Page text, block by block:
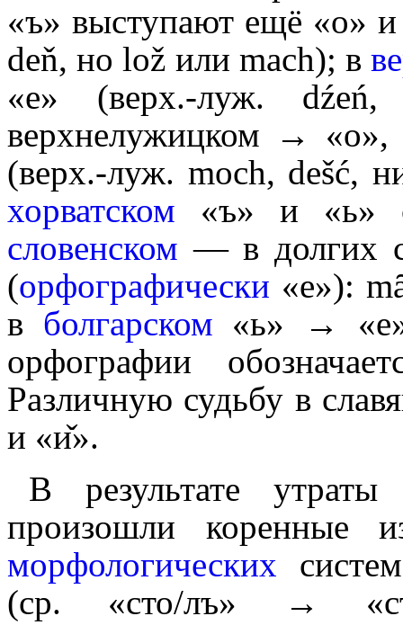
«ъ» выступают ещё «o»
deň, ноlož или mach); в
«e» (верх.-луж. dźeń,
верхнелужицком →
(верх.-луж. moch, dešć,
хор­ват­ском «ъ» и «ь»
словенском — в долгих
(орфо­гра­фи­че­ски «е»):
в болгарском «ь» →
орфографии
Различную судьбу в
и «и̌».
В результате
произошли коренные
морфо­ло­ги­че­ских
(ср. «сто/лъ» →